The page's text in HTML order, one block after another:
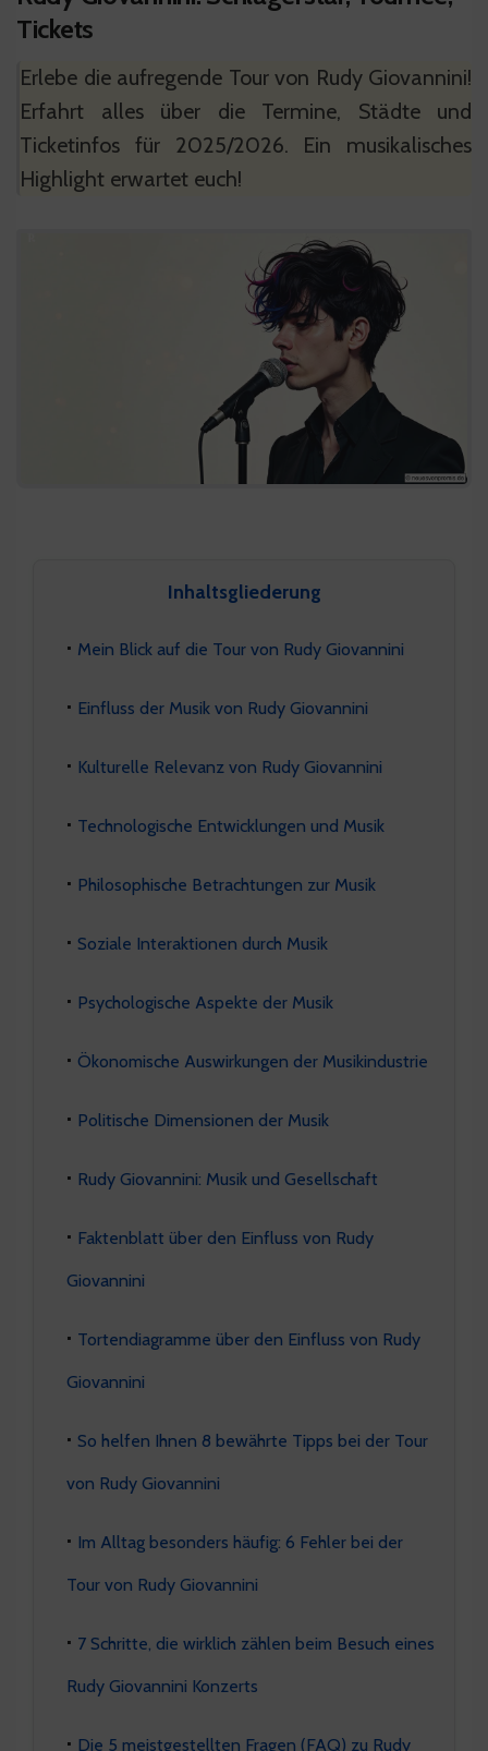
Tickets
Erlebe die aufregende Tour von Rudy Giovannini!
Erfahrt alles über die Termine, Städte und
Ticketinfos für 2025/2026. Ein musikalisches
Highlight erwartet euch!
Inhaltsgliederung
Mein Blick auf die Tour von Rudy Giovannini
Einfluss der Musik von Rudy Giovannini
Kulturelle Relevanz von Rudy Giovannini
Technologische Entwicklungen und Musik
Philosophische Betrachtungen zur Musik
Soziale Interaktionen durch Musik
Psychologische Aspekte der Musik
Ökonomische Auswirkungen der Musikindustrie
Politische Dimensionen der Musik
Rudy Giovannini: Musik und Gesellschaft
Faktenblatt über den Einfluss von Rudy
Giovannini
Tortendiagramme über den Einfluss von Rudy
Giovannini
So helfen Ihnen 8 bewährte Tipps bei der Tour
von Rudy Giovannini
Im Alltag besonders häufig: 6 Fehler bei der
Tour von Rudy Giovannini
7 Schritte, die wirklich zählen beim Besuch eines
Rudy Giovannini Konzerts
Die 5 meistgestellten Fragen (FAQ) zu Rudy